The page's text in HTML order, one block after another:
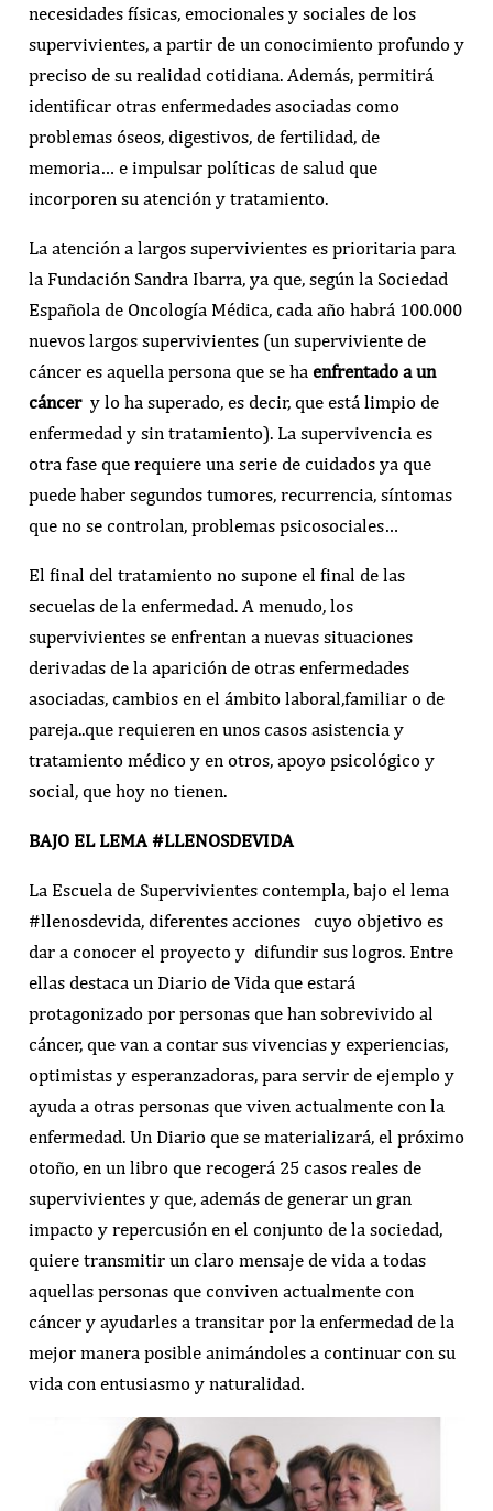
necesidades físicas, emocionales y sociales de los
supervivientes, a partir de un conocimiento profundo y
preciso de su realidad cotidiana. Además, permitirá
identificar otras enfermedades asociadas como
problemas óseos, digestivos, de fertilidad, de
memoria… e impulsar políticas de salud que
incorporen su atención y tratamiento.
La atención a largos supervivientes es prioritaria para
la Fundación Sandra Ibarra, ya que, según la Sociedad
Española de Oncología Médica, cada año habrá 100.000
nuevos largos supervivientes (un superviviente de
cáncer es aquella persona que se ha enfrentado a un
cáncery lo ha superado, es decir, que está limpio de
enfermedad y sin tratamiento). La supervivencia es
otra fase que requiere una serie de cuidados ya que
puede haber segundos tumores, recurrencia, síntomas
que no se controlan, problemas psicosociales…
El final del tratamiento no supone el final de las
secuelas de la enfermedad. A menudo, los
supervivientes se enfrentan a nuevas situaciones
derivadas de la aparición de otras enfermedades
asociadas, cambios en el ámbito laboral,familiar o de
pareja..que requieren en unos casos asistencia y
tratamiento médico y en otros, apoyo psicológico y
social, que hoy no tienen.
BAJO EL LEMA #LLENOSDEVIDA
La Escuela de Supervivientes contempla, bajo el lema
#llenosdevida, diferentes acciones cuyo objetivo es
dar a conocer el proyecto y difundir sus logros. Entre
ellas destaca un Diario de Vida que estará
protagonizado por personas que han sobrevivido al
cáncer, que van a contar sus vivencias y experiencias,
optimistas y esperanzadoras, para servir de ejemplo y
ayuda a otras personas que viven actualmente con la
enfermedad. Un Diario que se materializará, el próximo
otoño, en un libro que recogerá 25 casos reales de
supervivientes y que, además de generar un gran
impacto y repercusión en el conjunto de la sociedad,
quiere transmitir un claro mensaje de vida a todas
aquellas personas que conviven actualmente con
cáncer y ayudarles a transitar por la enfermedad de la
mejor manera posible animándoles a continuar con su
vida con entusiasmo y naturalidad.